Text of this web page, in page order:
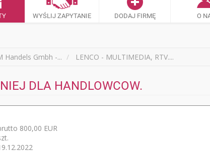
WYŚLIJ ZAPYTANIE DODAJ FIRMĘ O
Handels Gmbh -... LENCO - MULTIMEDIA, RTV....
DLA HANDLOWCOW.
800,00 EUR